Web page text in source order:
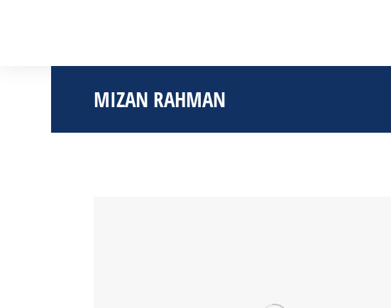
MIZAN RAHMAN